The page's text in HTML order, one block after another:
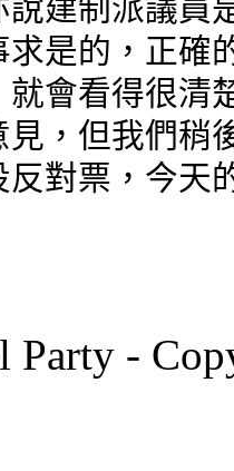
建制派議員
是的，正確
會看得很清
，但我們稍
反對票，今天
Party -